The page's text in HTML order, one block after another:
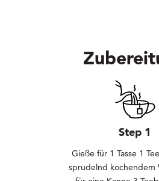
Step 1
Gieße für 1 Tasse 1
sprudelnd kochendem